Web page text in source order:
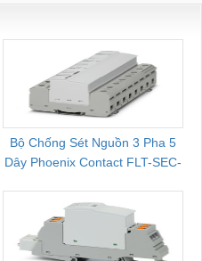
CHUA CHAY
Bộ Chống Sét Nguồn 3 Pha 5
Dây Phoenix Contact FLT-SEC-